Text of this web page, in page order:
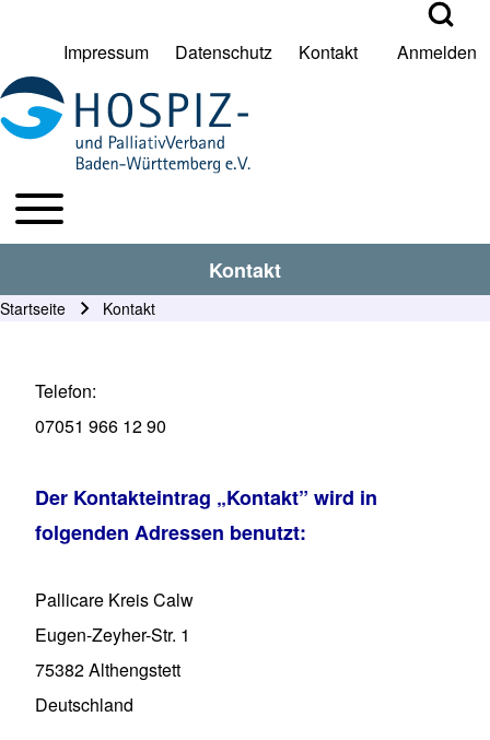
Suche Schließen
Suche
User account menu
Impressum Datenschutz Kontakt Anmelden
HPV BW Hauptmenu
Toggle main menu
Kontakt
Startseite Kontakt
Telefon
07051 966 12 90
Der Kontakteintrag „Kontakt” wird in
folgenden Adressen benutzt:
Pallicare Kreis Calw
Eugen-Zeyher-Str. 1
75382Althengstett
Deutschland